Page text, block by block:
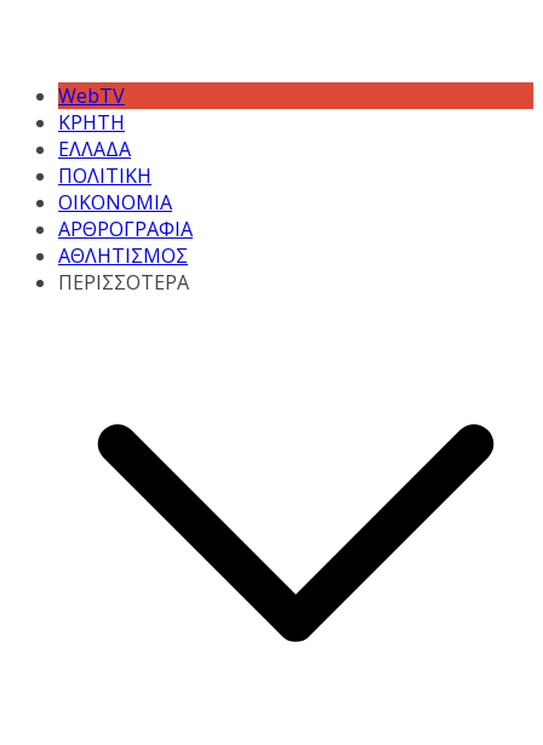
WebTV
ΚΡΗΤΗ
ΕΛΛΑΔΑ
ΠΟΛΙΤΙΚΗ
ΟΙΚΟΝΟΜΙΑ
ΑΡΘΡΟΓΡΑΦΙΑ
ΑΘΛΗΤΙΣΜΟΣ
ΠΕΡΙΣΣΟΤΕΡΑ